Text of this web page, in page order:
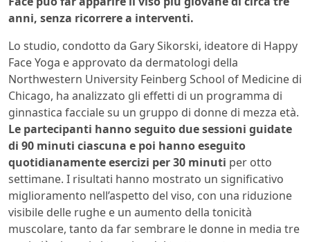
anni, senza ricorrere a interventi.
Lo studio, condotto da Gary Sikorski, ideatore di Happy
Face Yoga e approvato da dermatologi della
Northwestern University Feinberg School of Medicine di
Chicago, ha analizzato gli effetti di un programma di
ginnastica facciale su un gruppo di donne di mezza età.
Le partecipanti hanno seguito due sessioni guidate
di 90 minuti ciascuna e poi hanno eseguito
quotidianamente esercizi per 30 minuti per otto
settimane. I risultati hanno mostrato un significativo
miglioramento nell’aspetto del viso, con una riduzione
visibile delle rughe e un aumento della tonicità
muscolare, tanto da far sembrare le donne in media tre